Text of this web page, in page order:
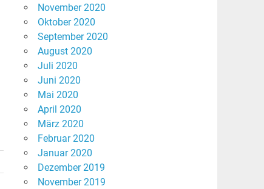
November 2020
Oktober 2020
September 2020
August 2020
Juli 2020
Juni 2020
Mai 2020
April 2020
März 2020
Februar 2020
Januar 2020
Dezember 2019
November 2019